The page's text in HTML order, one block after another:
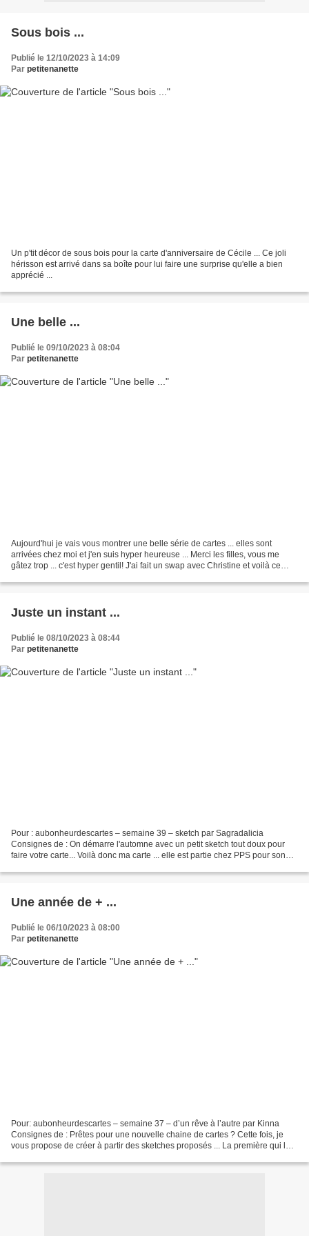
Sous bois ...
Publié le 12/10/2023 à 14:09
Par petitenanette
Un p'tit décor de sous bois pour la carte d'anniversaire de Cécile ... Ce joli
hérisson est arrivé dans sa boîte pour lui faire une surprise qu'elle a bien
apprécié ...
Une belle ...
Publié le 09/10/2023 à 08:04
Par petitenanette
Aujourd'hui je vais vous montrer une belle série de cartes ... elles sont
arrivées chez moi et j'en suis hyper heureuse ... Merci les filles, vous me
gâtez trop ... c'est hyper gentil! J'ai fait un swap avec Christine et voilà ce
Juste un instant ...
Publié le 08/10/2023 à 08:44
Par petitenanette
Pour : aubonheurdescartes – semaine 39 – sketch par Sagradalicia
Consignes de : On démarre l'automne avec un petit sketch tout doux pour
faire votre carte... Voilà donc ma carte ... elle est partie chez PPS pour son
Une année de + ...
Publié le 06/10/2023 à 08:00
Par petitenanette
Pour: aubonheurdescartes – semaine 37 – d’un rêve à l’autre par Kinna
Consignes de : Prêtes pour une nouvelle chaine de cartes ? Cette fois, je
vous propose de créer à partir des sketches proposés ... La première qui le